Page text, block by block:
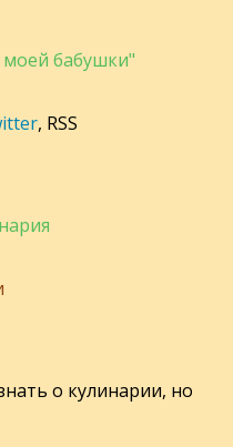
бабушки"
, RSS
о кулинарии, но